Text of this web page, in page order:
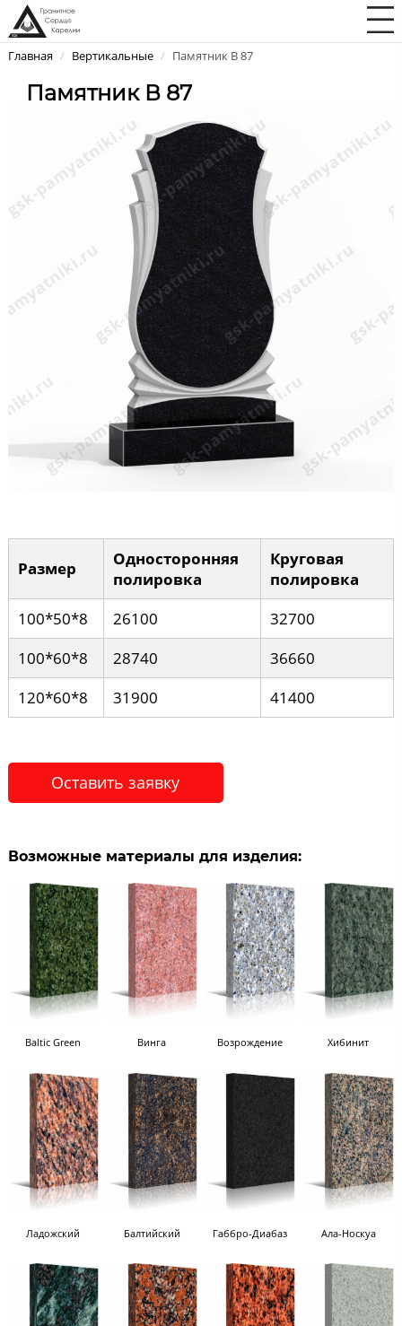
Главная / Вертикальные / Памятник В 87
Памятник В 87
Размер
Односторонняя
полировка
Круговая
полировка
100*50*8
26100
32700
100*60*8
28740
36660
120*60*8
31900 41400
Оставить заявку
Возможные материалы для изделия:
Baltic Green Винга Возрождение Хибинит
Ладожский Балтийский Габбро-Диабаз Ала-Носкуа